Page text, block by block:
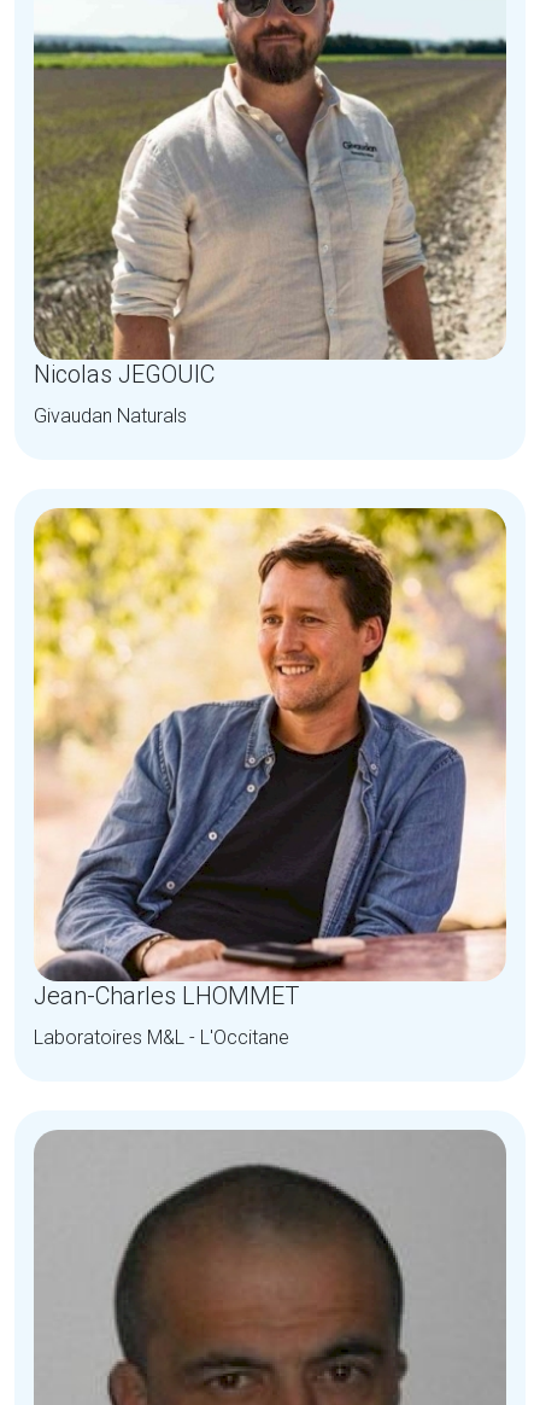
Nicolas JEGOUIC
Givaudan Naturals
Jean-Charles LHOMMET
Laboratoires M&L - L'Occitane